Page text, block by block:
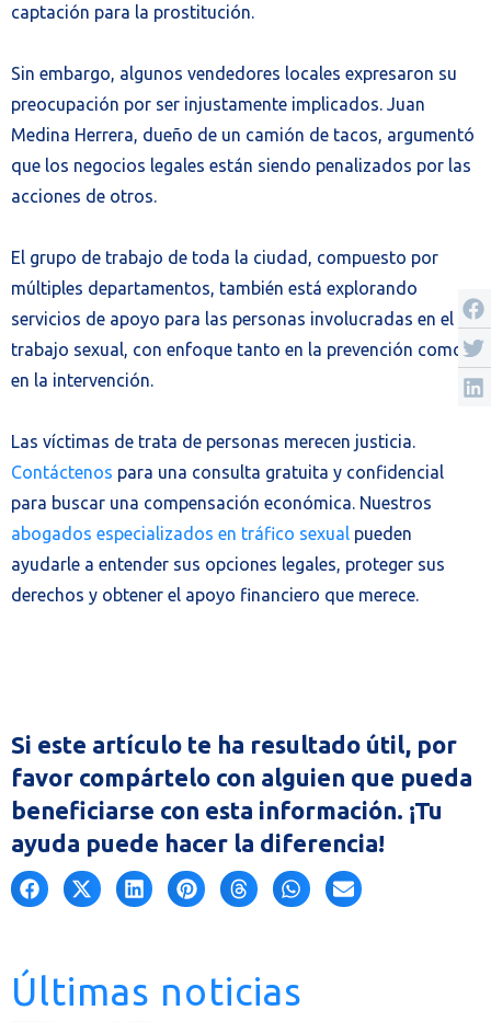
captación para la prostitución.
Sin embargo, algunos vendedores locales expresaron su
preocupación por ser injustamente implicados. Juan
Medina Herrera, dueño de un camión de tacos, argumentó
que los negocios legales están siendo penalizados por las
acciones de otros.
El grupo de trabajo de toda la ciudad, compuesto por
múltiples departamentos, también está explorando
servicios de apoyo para las personas involucradas en el
trabajo sexual, con enfoque tanto en la prevención como
en la intervención.
Las víctimas de trata de personas merecen justicia.
Contáctenos para una consulta gratuita y confidencial
para buscar una compensación económica. Nuestros
abogados especializados en tráfico sexual pueden
ayudarle a entender sus opciones legales, proteger sus
derechos y obtener el apoyo financiero que merece.
Si este artículo te ha resultado útil, por
favor compártelo con alguien que pueda
beneficiarse con esta información. ¡Tu
ayuda puede hacer la diferencia!
Últimas noticias